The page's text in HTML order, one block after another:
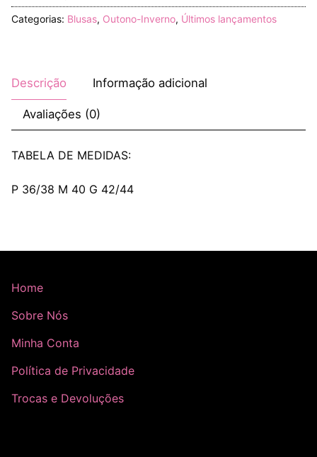
Categorias: Blusas, Outono-Inverno, Últimos lançamentos
Descrição Informação adicional
Avaliações (0)
TABELA DE MEDIDAS:
P 36/38 M 40 G 42/44
Home
Sobre Nós
Minha Conta
Política de Privacidade
Trocas e Devoluções